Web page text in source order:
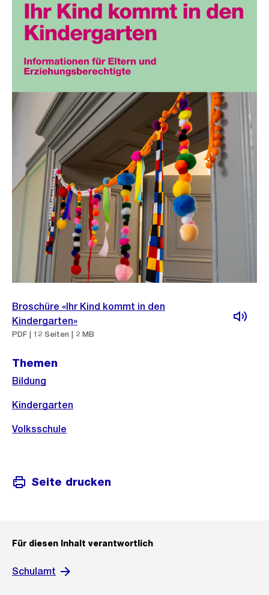
Broschüre «Ihr Kind kommt in den
Kindergarten»
PDF | 12 Seiten | 2 MB
Themen
Bildung
Kindergarten
Volksschule
Seite drucken
Für diesen Inhalt verantwortlich
Schulamt